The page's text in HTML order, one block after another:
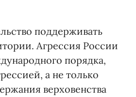
поддерживать
Агрессия России
порядка,
а не только
верховенства